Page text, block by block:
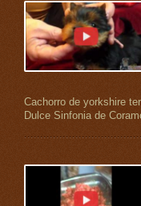
Cachorro de yorkshire
Dulce Sinfonia de